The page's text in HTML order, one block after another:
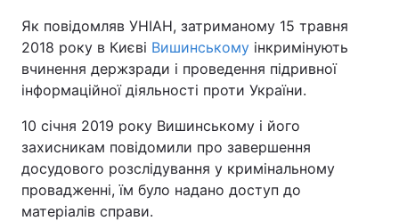
Як повідомляв УНІАН, затриманому 15 травня
2018 року в Києві Вишинському інкримінують
вчинення держзради і проведення підривної
інформаційної діяльності проти України.
10 січня 2019 року Вишинському і його
захисникам повідомили про завершення
досудового розслідування у кримінальному
провадженні, їм було надано доступ до
матеріалів справи.